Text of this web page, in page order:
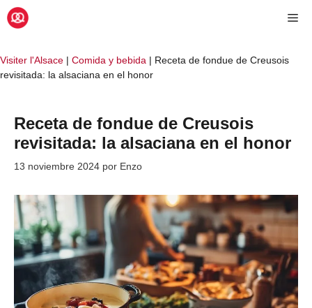
Saltar
Visiter l'Alsace | Comida y bebida | Receta de fondue de Creusois
revisitada: la alsaciana en el honor
Receta de fondue de Creusois
revisitada: la alsaciana en el honor
13 noviembre 2024 por Enzo